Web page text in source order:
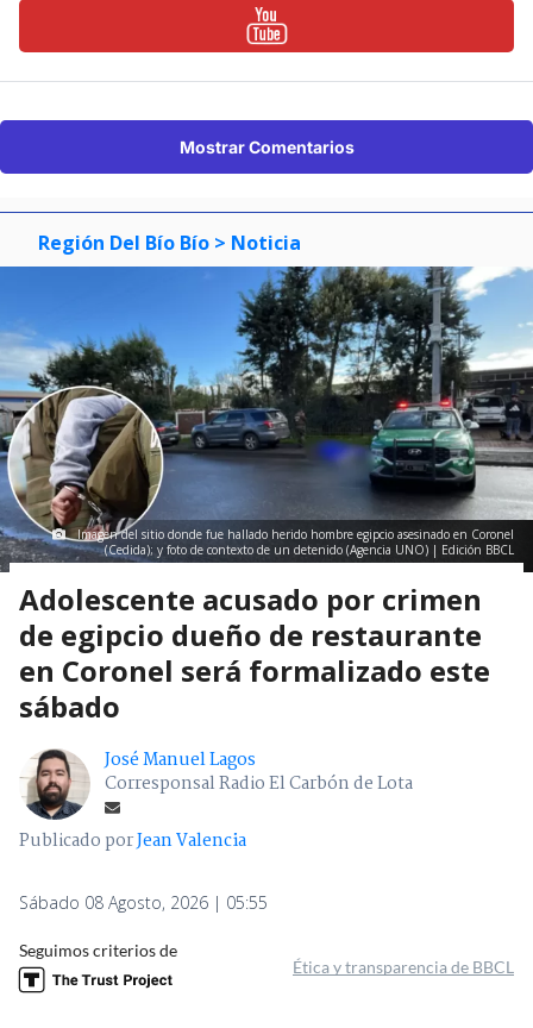
Mostrar Comentarios
Región Del Bío Bío > Noticia
Imagen del sitio donde fue hallado herido hombre egipcio asesinado en Coronel
(Cedida); y foto de contexto de un detenido (Agencia UNO) | Edición BBCL
Adolescente acusado por crimen
de egipcio dueño de restaurante
en Coronel será formalizado este
sábado
José Manuel Lagos
Corresponsal Radio El Carbón de Lota
Publicado porJean Valencia
Sábado 08 Agosto, 2026 | 05:55
Seguimos criterios de
Ética y transparencia de BBCL